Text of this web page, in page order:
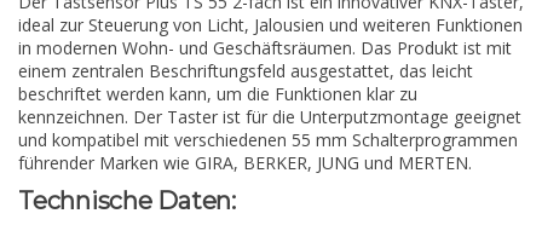
ideal zur Steuerung von Licht, Jalousien und weiteren Funktionen
in modernen Wohn- und Geschäftsräumen. Das Produkt ist mit
einem zentralen Beschriftungsfeld ausgestattet, das leicht
beschriftet werden kann, um die Funktionen klar zu
kennzeichnen. Der Taster ist für die Unterputzmontage geeignet
und kompatibel mit verschiedenen 55 mm Schalterprogrammen
führender Marken wie GIRA, BERKER, JUNG und MERTEN.
Technische Daten: